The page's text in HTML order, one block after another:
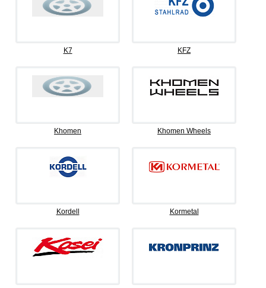
K7 KFZ
Khomen Khomen Wheels
Kordell Kormetal